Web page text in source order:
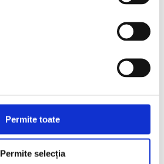
Permite toate
Permite selecția
6 beneficii ale certificării ISO pe care
antreprenorii le descoperă abia după
sau AI-ul?